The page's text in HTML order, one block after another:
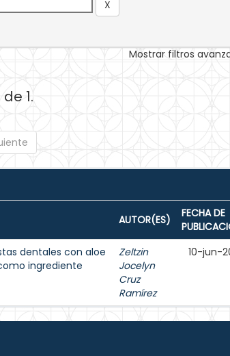
Mostrar filtros
1.
AUTOR(ES)
FECHA DE
dentales con aloe
ingrediente
Zeltzin
Jocelyn
Cruz
Ramírez
10-jun-